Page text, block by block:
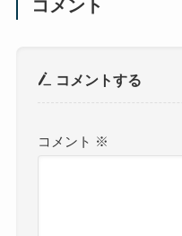
コメント
コメントする
コメント ※